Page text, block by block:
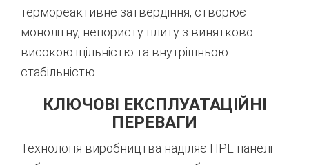
термореактивне затвердіння, створює
монолітну, непористу плиту з винятково
високою щільністю та внутрішньою
стабільністю.
КЛЮЧОВІ ЕКСПЛУАТАЦІЙНІ
ПЕРЕВАГИ
Технологія виробництва наділяє HPL панелі